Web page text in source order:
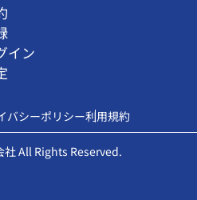
イン
バシーポリシー利用規約
All Rights Reserved.